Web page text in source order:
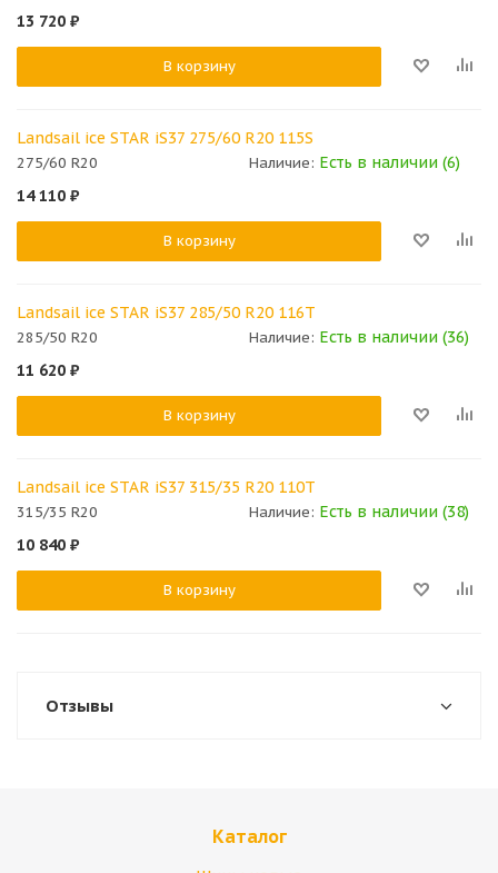
13 720 ₽
В корзину
Landsail ice STAR iS37 275/60 R20 115S
275/60 R20 Наличие: Есть в наличии (6)
14 110 ₽
В корзину
Landsail ice STAR iS37 285/50 R20 116T
285/50 R20 Наличие: Есть в наличии (36)
11 620 ₽
В корзину
Landsail ice STAR iS37 315/35 R20 110T
315/35 R20 Наличие: Есть в наличии (38)
10 840 ₽
В корзину
Отзывы
Каталог